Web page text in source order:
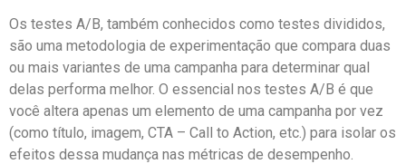
Os testes A/B, também conhecidos como testes divididos,
são uma metodologia de experimentação que compara duas
ou mais variantes de uma campanha para determinar qual
delas performa melhor. O essencial nos testes A/B é que
você altera apenas um elemento de uma campanha por vez
(como título, imagem, CTA – Call to Action, etc.) para isolar os
efeitos dessa mudança nas métricas de desempenho.